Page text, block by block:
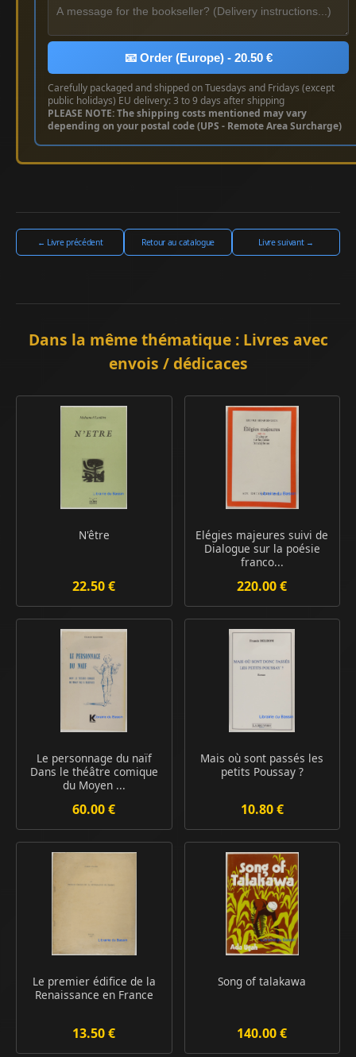
📧 Order (Europe) - 20.50 €
Carefully packaged and shipped on Tuesdays and Fridays (except
public holidays) EU delivery: 3 to 9 days after shipping
PLEASE NOTE: The shipping costs mentioned may vary
depending on your postal code (UPS - Remote Area Surcharge)
← Livre précédent Retour au catalogue Livre suivant →
Dans la même thématique : Livres avec
envois / dédicaces
N'être
22.50 €
Elégies majeures suivi de
Dialogue sur la poésie
franco...
220.00 €
Le personnage du naïf
Dans le théâtre comique
du Moyen ...
60.00 €
Mais où sont passés les
petits Poussay ?
10.80 €
Le premier édifice de la
Renaissance en France
13.50 €
Song of talakawa
140.00 €